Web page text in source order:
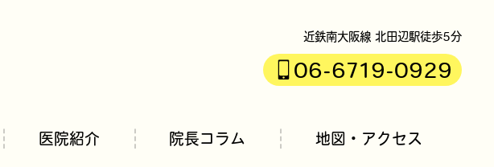
近鉄南大阪線 北田辺駅徒歩5分
06-6719-0929
医院紹介 院長コラム 地図・アクセス